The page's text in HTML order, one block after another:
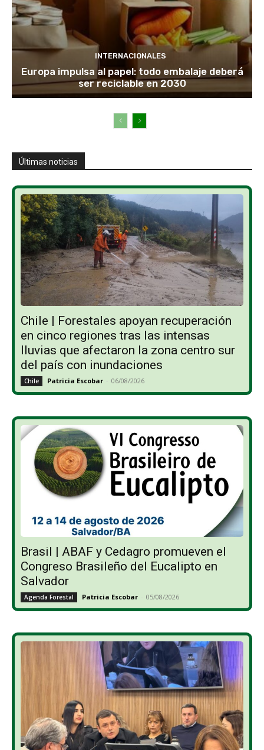
INTERNACIONALES
Europa impulsa al papel: todo embalaje deberá
ser reciclable en 2030
Últimas noticias
Chile | Forestales apoyan recuperación
en cinco regiones tras las intensas
lluvias que afectaron la zona centro sur
del país con inundaciones
Chile Patricia Escobar - 06/08/2026
Brasil | ABAF y Cedagro promueven el
Congreso Brasileño del Eucalipto en
Salvador
Agenda Forestal Patricia Escobar - 05/08/2026